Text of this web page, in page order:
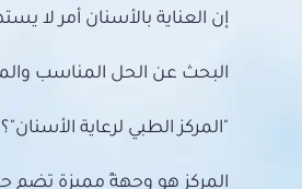
إن العناية بالأسنان أمر لا
البحث عن الحل المناسب
"المركز الطبي لرعاية الأسنان"؟
المركز هو وجهةً مميزة تضم